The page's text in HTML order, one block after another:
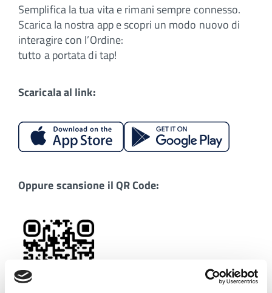
Semplifica la tua vita e rimani sempre connesso.
Scarica la nostra app e scopri un modo nuovo di
interagire con l’Ordine:
tutto a portata di tap!
Scaricala al link:
Oppure scansione il QR Code: